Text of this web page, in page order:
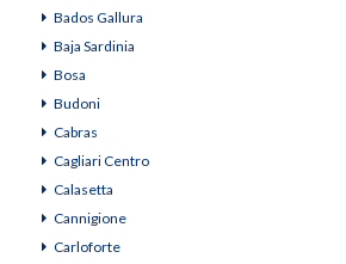
Bados Gallura
Baja Sardinia
Bosa
Budoni
Cabras
Cagliari Centro
Calasetta
Cannigione
Carloforte